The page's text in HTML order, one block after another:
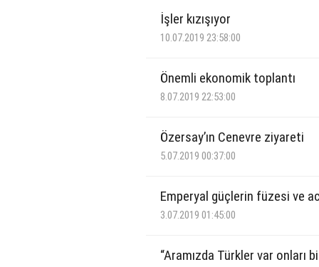
İşler kızışıyor
10.07.2019 23:58:00
Önemli ekonomik toplantı
8.07.2019 22:53:00
Özersay’ın Cenevre ziyareti
5.07.2019 00:37:00
Emperyal güçlerin füzesi ve
3.07.2019 01:45:00
“Aramızda Türkler var onları